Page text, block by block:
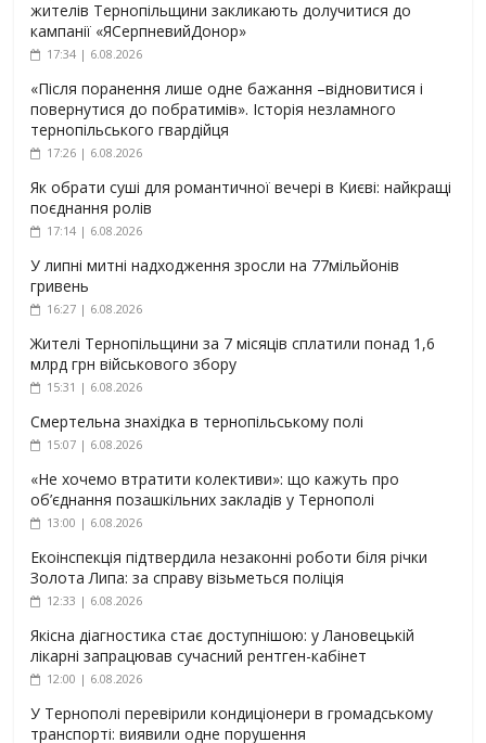
жителів Тернопільщини закликають долучитися до
кампанії «ЯСерпневийДонор»
17:34 | 6.08.2026
«Після поранення лише одне бажання –відновитися і
повернутися до побратимів». Історія незламного
тернопільського гвардійця
17:26 | 6.08.2026
Як обрати суші для романтичної вечері в Києві: найкращі
поєднання ролів
17:14 | 6.08.2026
У липні митні надходження зросли на 77мільйонів
гривень
16:27 | 6.08.2026
Жителі Тернопільщини за 7 місяців сплатили понад 1,6
млрд грн військового збору
15:31 | 6.08.2026
Смертельна знахідка в тернопільському полі
15:07 | 6.08.2026
«Не хочемо втратити колективи»: що кажуть про
об’єднання позашкільних закладів у Тернополі
13:00 | 6.08.2026
Екоінспекція підтвердила незаконні роботи біля річки
Золота Липа: за справу візьметься поліція
12:33 | 6.08.2026
Якісна діагностика стає доступнішою: у Лановецькій
лікарні запрацював сучасний рентген-кабінет
12:00 | 6.08.2026
У Тернополі перевірили кондиціонери в громадському
транспорті: виявили одне порушення